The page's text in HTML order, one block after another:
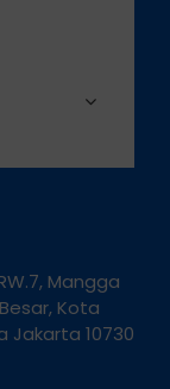
Mangga
Kota
Jakarta 10730